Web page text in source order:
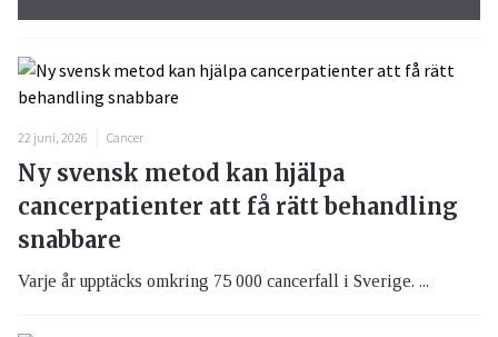
22 juni, 2026 Cancer
Ny svensk metod kan hjälpa
cancerpatienter att få rätt behandling
snabbare
Varje år upptäcks omkring 75 000 cancerfall i Sverige. ...